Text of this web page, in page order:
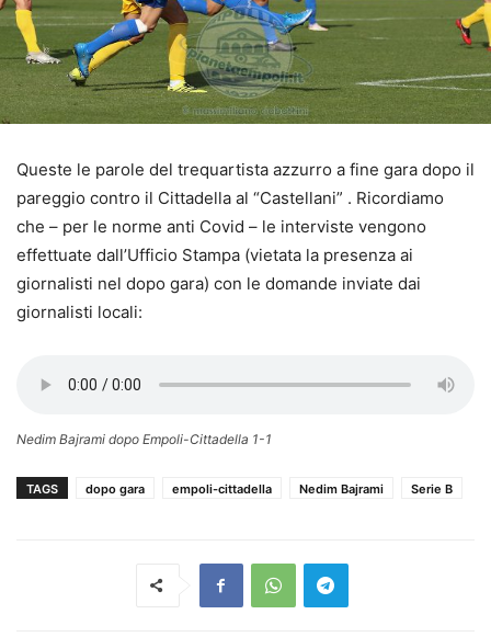
Queste le parole del trequartista azzurro a fine gara dopo il
pareggio contro il Cittadella al “Castellani” . Ricordiamo
che – per le norme anti Covid – le interviste vengono
effettuate dall’Ufficio Stampa (vietata la presenza ai
giornalisti nel dopo gara) con le domande inviate dai
giornalisti locali:
Nedim Bajrami dopo Empoli-Cittadella 1-1
TAGS dopo gara empoli-cittadella Nedim Bajrami Serie B